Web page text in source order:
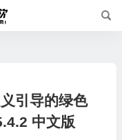
引导的绿色
中文版